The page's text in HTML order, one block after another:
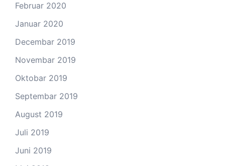
Februar 2020
Januar 2020
Decembar 2019
Novembar 2019
Oktobar 2019
Septembar 2019
August 2019
Juli 2019
Juni 2019